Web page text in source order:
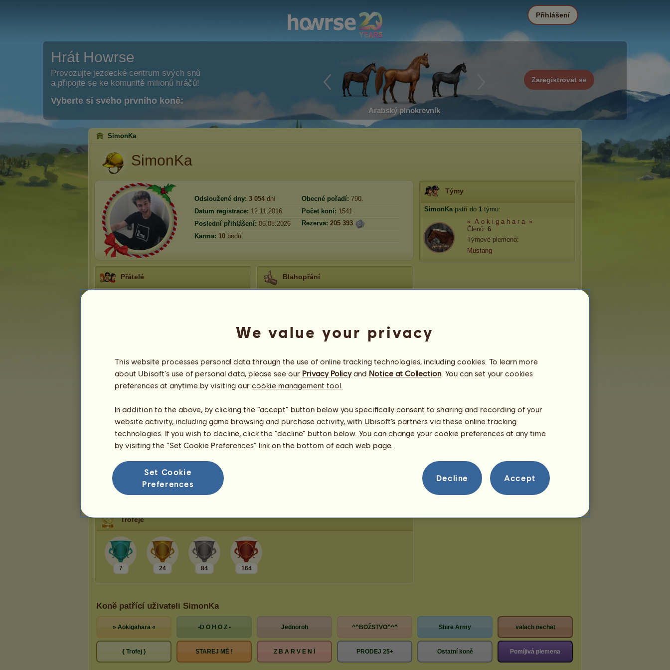
Hrát Howrse
Provozujte jezdecké centrum svých snů
a připojte se ke komunitě milionů hráčů!
Vyberte si svého prvního koně:
Arabský plnokrevník
Zaregistrovat se
Přihlášení
SimonKa
SimonKa
Odsloužené dny: 3 054 dní Obecné pořadí: 790.
Datum registrace: 12.11.2016 Počet koní: 1541
Poslední přihlášení: 06.08.2026 Rezerva: 205 393
Karma: 10 bodů
Přátelé
SOUKUPOVA
2 3 ... 13 14 15
Probíhající prodeje
Cena
Typ prodeje
Prvek Voda
15
Přímý
Espresso
hřebec
90
us J…
Blahopřání
Wierta
před 12 dní
před 18 dní
Wierta
před 24 dní
Jezdecké centrum
SimonKa spravuje jezdecké centrum
TheUNI
.
Prestiž:
Počet míst:320
Počet zbývajících míst: 42
Trofeje
7 24 84 164
Týmy
SimonKapatří do 1 týmu:
« A o k i g a h a r a »
Členů: 6
Týmové plemeno:
Mustang
Koně patřící uživateli SimonKa
» Aokigahara « •D O H O Z • Jednoroh ^^BOŽSTVO^^^ Shire Army valach nechat
{ Trofej } STAREJ MĚ ! Z B A R V E N Í PRODEJ 25+ Ostatní koně Pomíjivá plemena
We value your privacy
This website processes personal data through the use of online tracking technologies, including cookies. To learn more
about Ubisoft's use of personal data, please see our Privacy Policyand Notice at Collection. You can set your cookies
preferences at anytime by visiting our cookie management tool.
In addition to the above, by clicking the “accept” button below you specifically consent to sharing and recording of your
website activity, including game browsing and purchase activity, with Ubisoft’s partners via these online tracking
technologies. If you wish to decline, click the “decline” button below. You can change your cookie preferences at any time
by visiting the “Set Cookie Preferences” link on the bottom of each web page.
Set Cookie
Preferences
Decline Accept